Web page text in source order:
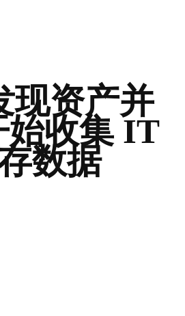
现资产并
始收集 IT
数据